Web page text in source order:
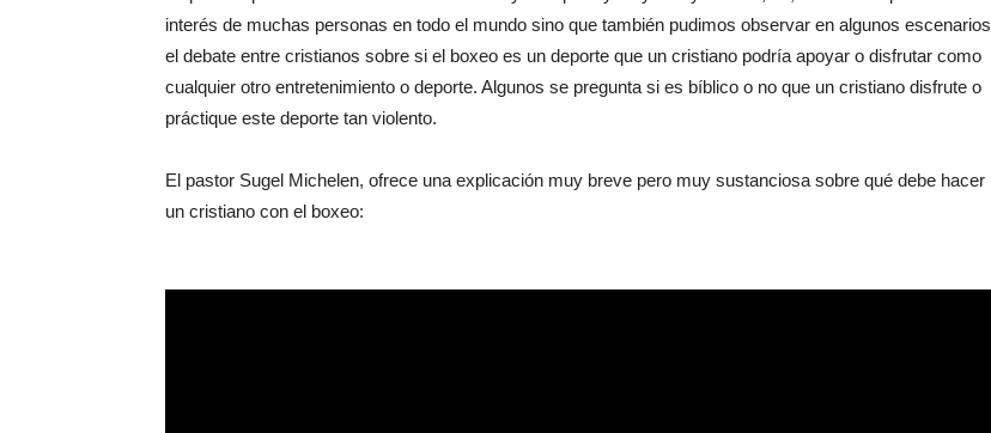
interés de muchas personas en todo el mundo sino que también pudimos observar en algunos escenarios
el debate entre cristianos sobre si el boxeo es un deporte que un cristiano podría apoyar o disfrutar como
cualquier otro entretenimiento o deporte. Algunos se pregunta si es bíblico o no que un cristiano disfrute o
práctique este deporte tan violento.
El pastor Sugel Michelen, ofrece una explicación muy breve pero muy sustanciosa sobre qué debe hacer
un cristiano con el boxeo: